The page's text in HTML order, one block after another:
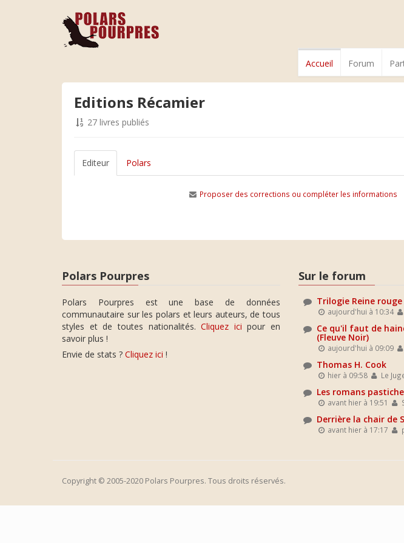
Accueil Forum
Editions Récamier
27 livres publiés
Editeur Polars
Proposer des corrections ou compléter les informations
Polars Pourpres
Polars Pourpres est une base de données
communautaire sur les polars et leurs auteurs, de tous
styles et de toutes nationalités.Cliquez ici pour en
savoir plus !
Envie de stats ? Cliquez ici !
Sur le forum
Trilogie Reine
aujourd'hui à 10:34
Ce qu'il faut de
(Fleuve Noir)
aujourd'hui à 09:09
Thomas H. Cook
hier à 09:58 Le
Les romans
avant hier à 19:51
Derrière la chair de
avant hier à 17:17
Copyright © 2005-2020 Polars Pourpres. Tous droits réservés.